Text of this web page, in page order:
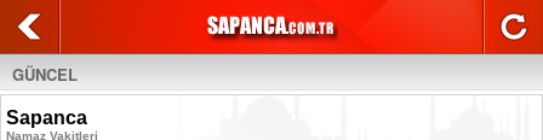
GÜNCEL
Sapanca
Namaz Vakitleri